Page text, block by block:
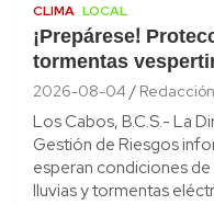
CLIMA LOCAL
¡Prepárese!
tormentas
2026-08-04 Redacción
Los Cabos, B.C.S.- La
Gestión de Riesgos
esperan condiciones
lluvias y tormentas